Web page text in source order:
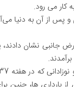
از نوزادان متولد شده در هفته